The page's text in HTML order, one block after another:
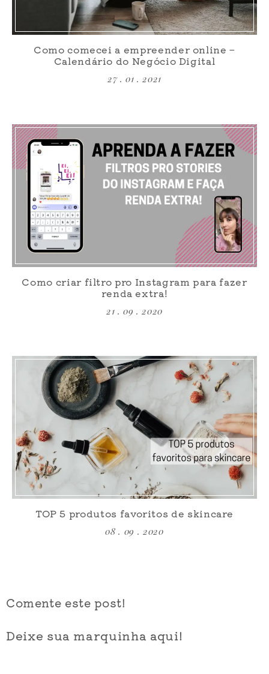
Como comecei a empreender online –
Calendário do Negócio Digital
27 . 01 . 2021
Como criar filtro pro Instagram para fazer
renda extra!
21 . 09 . 2020
TOP 5 produtos favoritos de skincare
08 . 09 . 2020
Comente este post!
Deixe sua marquinha aqui!